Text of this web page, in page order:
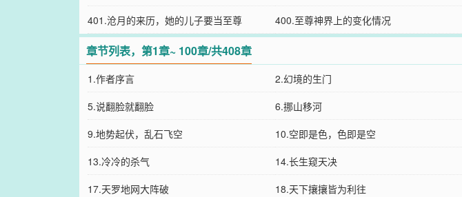
401.沧月的来历，她的儿子要当至尊
400.至尊神界上的变化情况
章节列表，第1章~ 100章/共408章
1.作者序言 2.幻境的生门
5.说翻脸就翻脸
6.挪山移河
9.地势起伏，乱石飞空
10.空即是色，色即是空
13.冷冷的杀气
14.长生窥天决
17.天罗地网大阵破
18.天下攘攘皆为利往